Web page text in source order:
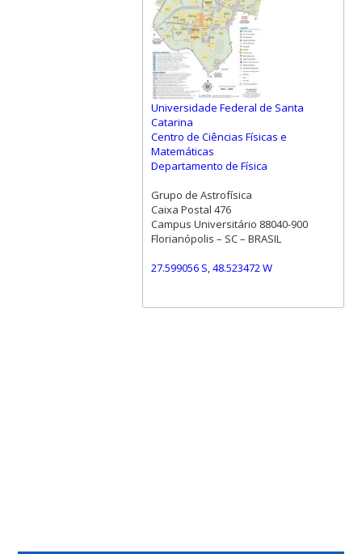
Universidade Federal de Santa
Catarina
Centro de Ciências Físicas e
Matemáticas
Departamento de Física
Grupo de Astrofísica
Caixa Postal 476
Campus Universitário 88040-900
Florianópolis – SC – BRASIL
27.599056 S, 48.523472 W